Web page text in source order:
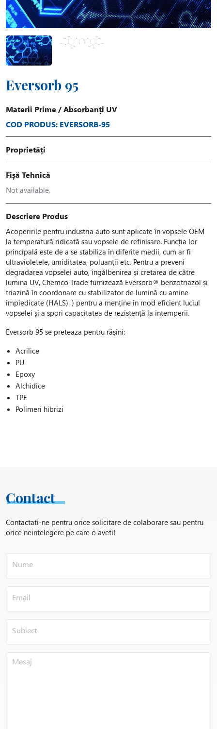
Eversorb 95
Materii Prime /Absorbanți UV
COD PRODUS: EVERSORB-95
Proprietăți
Fișă Tehnică
Not available.
Descriere Produs
Acoperirile pentru industria auto sunt aplicate în vopsele OEM
la temperatură ridicată sau vopsele de refinisare. Funcția lor
principală este de a se stabiliza în diferite medii, cum ar fi
ultravioletele, umiditatea, poluanții etc. Pentru a preveni
degradarea vopselei auto, îngălbenirea și cretarea de către
lumina UV, Chemco Trade furnizează Eversorb® benzotriazol și
triazină în coordonare cu stabilizator de lumină cu amine
împiedicate (HALS). ) pentru a menține în mod eficient luciul
vopselei și a spori capacitatea de rezistență la intemperii.
Eversorb 95 se preteaza pentru rășini:
Acrilice
PU
Epoxy
Alchidice
TPE
Polimeri hibrizi
Contact
Contactati-ne pentru orice solicitare de colaborare sau pentru
orice neintelegere pe care o aveti!